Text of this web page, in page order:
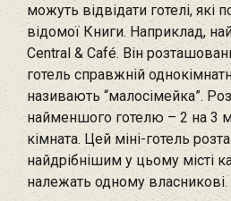
можуть відвідати готелі, які
відомої Книги. Наприклад,
Central & Café. Він
готель справжній
називають “малосімейка”.
найменшого готелю – 2 на 3
кімната. Цей міні-готель
найдрібнішим у цьому місті
належать одному власникові.